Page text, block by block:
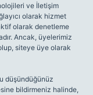
ve İletişim
olarak hizmet
olarak denetleme
Ancak, üyelerimiz
siteye üye olarak
düşündüğünüz
bildirmeniz halinde,